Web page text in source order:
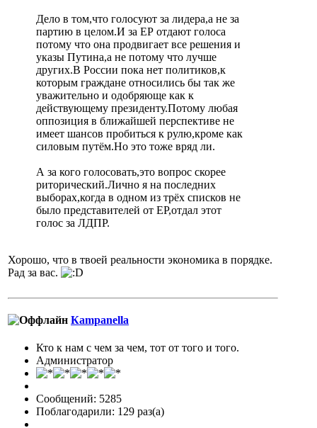
Дело в том,что голосуют за лидера,а не за
партию в целом.И за ЕР отдают голоса
потому что она продвигает все решения и
указы Путина,а не потому что лучше
других.В России пока нет политиков,к
которым граждане относились бы так же
уважительно и одобряюще как к
действующему президенту.Потому любая
оппозиция в ближайшей перспективе не
имеет шансов пробиться к рулю,кроме как
силовым путём.Но это тоже вряд ли.
А за кого голосовать,это вопрос скорее
риторический.Лично я на последних
выборах,когда в одном из трёх списков не
было представителей от ЕР,отдал этот
голос за ЛДПР.
Хорошо, что в твоей реальности экономика в порядке.
Рад за вас.
Кampanella
Кто к нам с чем за чем, тот от того и того.
Администратор
Сообщений: 5285
Поблагодарили: 129 раз(а)